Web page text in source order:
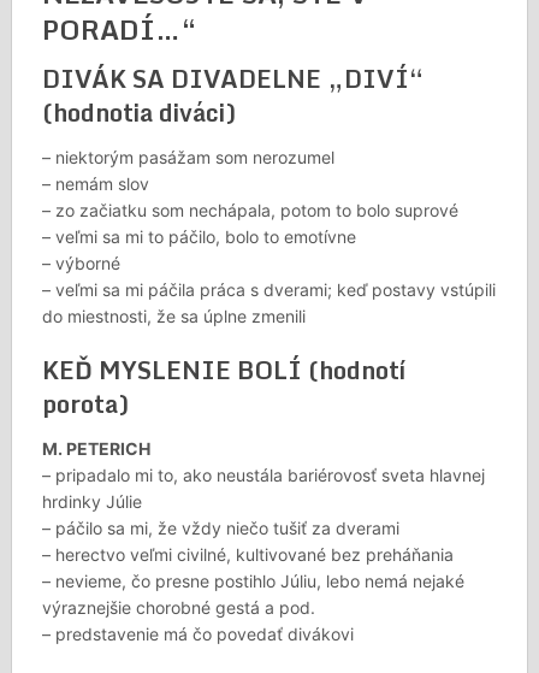
PORADÍ…“
DIVÁK SA DIVADELNE „DIVÍ“
(hodnotia diváci)
– niektorým pasážam som nerozumel
– nemám slov
– zo začiatku som nechápala, potom to bolo suprové
– veľmi sa mi to páčilo, bolo to emotívne
– výborné
– veľmi sa mi páčila práca s dverami; keď postavy vstúpili
do miestnosti, že sa úplne zmenili
KEĎ MYSLENIE BOLÍ (hodnotí
porota)
M. PETERICH
– pripadalo mi to, ako neustála bariérovosť sveta hlavnej
hrdinky Júlie
– páčilo sa mi, že vždy niečo tušiť za dverami
– herectvo veľmi civilné, kultivované bez preháňania
– nevieme, čo presne postihlo Júliu, lebo nemá nejaké
výraznejšie chorobné gestá a pod.
– predstavenie má čo povedať divákovi